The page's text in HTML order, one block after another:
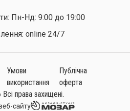
Пн-Нд: 9:00 до 19:00
online 24/7
Умови
використання
Публічна
оферта
права захищені.
сайту